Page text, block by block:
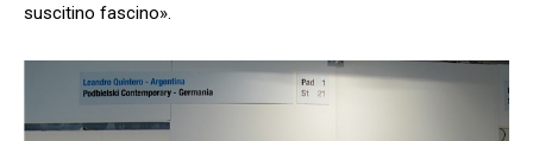
suscitino fascino».